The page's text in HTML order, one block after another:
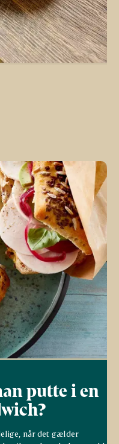
putte i en
når det gælder